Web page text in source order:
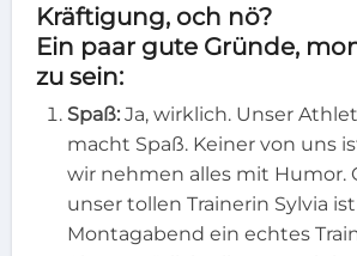
Kräftigung, och nö?
Ein paar gute Gründe,
zu sein:
Spaß:Ja, wirklich. Unser
macht Spaß. Keiner von uns
wir nehmen alles mit Humor.
unser tollen Trainerin Sylvia
Montagabend ein echtes